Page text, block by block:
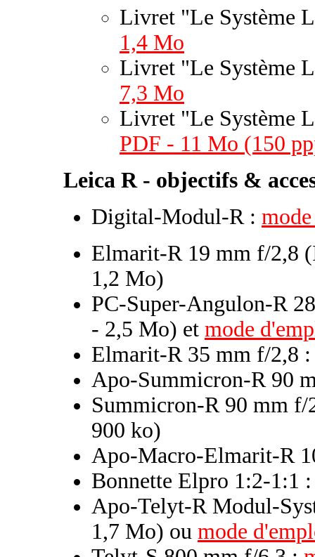
Livret "Le Système
1,4 Mo
Livret "Le Système
7,3 Mo
Livret "Le Système
PDF - 11 Mo (150
Leica R - objectifs &
Digital-Modul-R :
Elmarit-R 19 mm f/2,8
1,2 Mo)
PC-Super-Angulon-R
- 2,5 Mo) et mode
Elmarit-R 35 mm f/2,8
Apo-Summicron-R 90
Summicron-R 90 mm
900 ko)
Apo-Macro-Elmarit-R
Bonnette Elpro 1:2-1:1
Apo-Telyt-R Modul-
1,7 Mo) ou mode